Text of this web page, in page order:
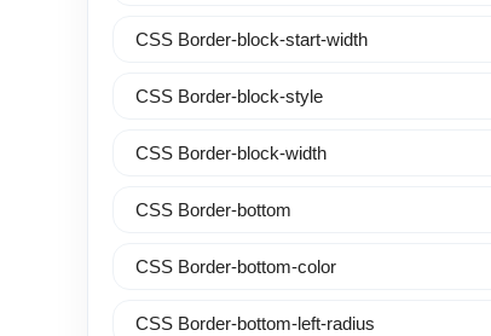
CSS Border-block-start-width
CSS Border-block-style
CSS Border-block-width
CSS Border-bottom
CSS Border-bottom-color
CSS Border-bottom-left-radius